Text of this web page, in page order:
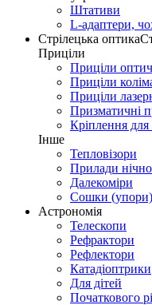
Штативи
L-адаптери,
Стрілецька оптика
Приціли
Приціли
Приціли
Приціли
Призматичні
Кріплення для
Інше
Тепловізори
Прилади
Далекоміри
Сошки (упори)
Астрономія
Телескопи
Рефрактори
Рефлектори
Катадіоптрики
Для дітей
Початкового